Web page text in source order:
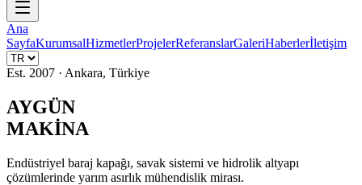
Ana
SayfaKurumsalHizmetlerProjelerReferanslarGaleriHaberlerİletişim
Est. 2007 · Ankara, Türkiye
AYGÜN
MAKİNA
Endüstriyel baraj kapağı, savak sistemi ve hidrolik altyapı
çözümlerinde yarım asırlık mühendislik mirası.